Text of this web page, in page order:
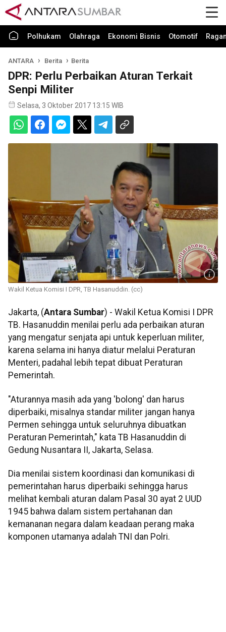
Polhukam Olahraga Ekonomi Bisnis Otomotif
ANTARA Berita Berita
DPR: Perlu Perbaikan Aturan Terkait
Senpi Militer
Selasa, 3 Oktober 2017 13:15 WIB
Wakil Ketua Komisi I DPR, TB Hasanuddin. (cc)
Jakarta, (Antara Sumbar) - Wakil Ketua Komisi I DPR
TB. Hasanuddin menilai perlu ada perbaikan aturan
yang mengatur senjata api untuk keperluan militer,
karena selama ini hanya diatur melalui Peraturan
Menteri, padahal lebih tepat dibuat Peraturan
Pemerintah.
"Aturannya masih ada yang 'bolong' dan harus
diperbaiki, misalnya standar militer jangan hanya
Permen sehingga untuk seluruhnya dibuatkan
Peraturan Pemerintah," kata TB Hasanuddin di
Gedung Nusantara II, Jakarta, Selasa.
Dia menilai sistem koordinasi dan komunikasi di
pemerintahan harus diperbaiki sehingga harus
melihat kembali aturan dalam Pasal 30 ayat 2 UUD
1945 bahwa dalam sistem pertahanan dan
kemananan negara dalam keadaan perang maka
komponen utamanya adalah TNI dan Polri.